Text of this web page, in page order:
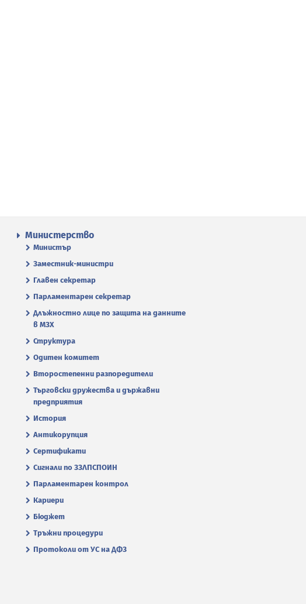
Министерство
Министър
Заместник-министри
Главен секретар
Парламентарен секретар
Длъжностно лице по защита на данните
в МЗХ
Структура
Одитен комитет
Второстепенни разпоредители
Търговски дружества и държавни
предприятия
История
Антикорупция
Сертификати
Сигнали по ЗЗЛПСПОИН
Парламентарен контрол
Кариери
Бюджет
Тръжни процедури
Протоколи от УС на ДФЗ